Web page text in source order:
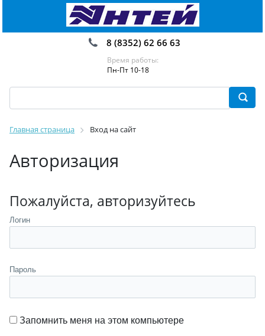
8 (8352) 62 66 63
Время работы:
Пн-Пт 10-18
Главная страница Вход на сайт
Авторизация
Пожалуйста, авторизуйтесь
Логин
Пароль
Запомнить меня на этом компьютере